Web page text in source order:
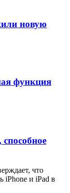
новую
функция
что
iPhone и iPad в